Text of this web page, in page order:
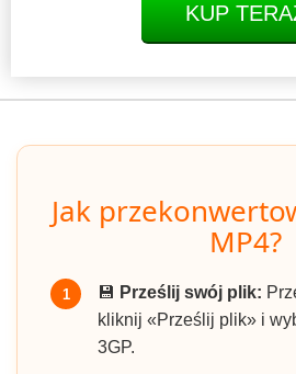
KUP
Jak
MP4?
1 💾 Prześlij swój plik:
kliknij «Prześlij plik» i
3GP.